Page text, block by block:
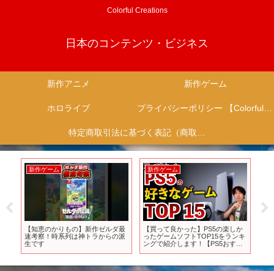
Colorful Creations
日本のコンテンツ・ビジネス
新作アニメ 新作ゲーム
ホロライブ プライバシーポリシー 【Colorful Creation】
特定商取引法に基づく表記（商取引に関する開示）
新作ゲーム
【知恵のかりもの】新作ゼルダ最
速考察！時系列は神トラからの派
生です
新作ゲーム
【買って良かった】PS5の楽しか
ったゲームソフトTOP15をランキ
ングで紹介します！【PS5おすす